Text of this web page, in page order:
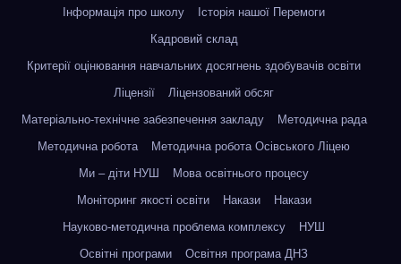
Інформація про школу
Історія нашої Перемоги
Кадровий склад
Критерії оцінювання навчальних досягнень здобувачів освіти
Ліцензії
Ліцензований обсяг
Матеріально-технічне забезпечення закладу
Методична рада
Методична робота
Методична робота Осівського Ліцею
Ми – діти НУШ
Мова освітнього процесу
Моніторинг якості освіти
Накази
Накази
Науково-методична проблема комплексу
НУШ
Освітні програми
Освітня програма ДНЗ